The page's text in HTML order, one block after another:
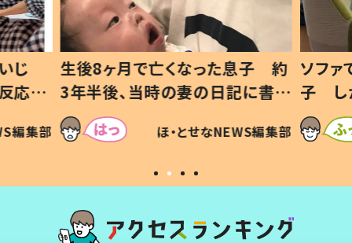
じ
応に
編集部
生後8ヶ月で亡くなった息子 約
3年半後、当時の妻の日記に書い
てあった本音とは
ほ・とせなNEWS編集部
ソファ
子 し
すべ
いから